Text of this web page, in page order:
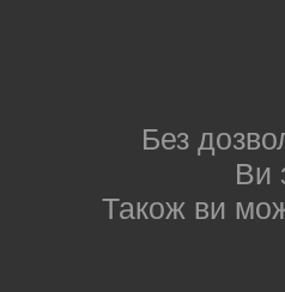
Без
Ви
Також ви